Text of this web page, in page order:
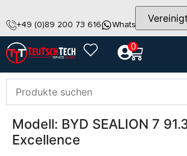
+49 (0)89 200 73 616 WhatsApp
0
Modell: BYD SEALION 7
Excellence